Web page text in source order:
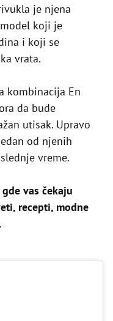
je njena
koji je
i koji se
vrata.
kombinacija En
da bude
utisak. Upravo
od njenih
vreme.
gde vas čekaju
recepti, modne